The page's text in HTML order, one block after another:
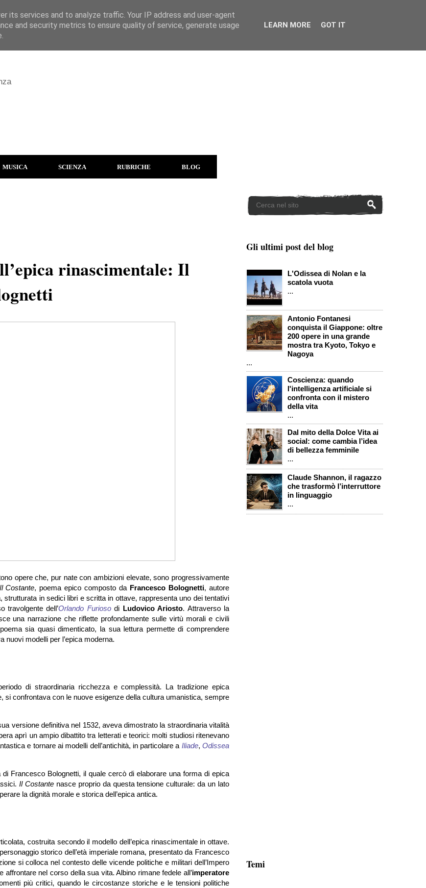
MUSICA SCIENZA RUBRICHE BLOG
rinascimentale: Il
opere che, pur nate con ambizioni elevate, sono progressivamente
Il Costante, poema epico composto da Francesco Bolognetti, autore
strutturata in sedici libri e scritta in ottave, rappresenta uno dei tentativi
travolgente dell’Orlando Furiosodi Ludovico Ariosto. Attraverso la
una narrazione che riflette profondamente sulle virtù morali e civili
sia quasi dimenticato, la sua lettura permette di comprendere
nuovi modelli per l’epica moderna.
di straordinaria ricchezza e complessità. La tradizione epica
confrontava con le nuove esigenze della cultura umanistica, sempre
versione definitiva nel 1532, aveva dimostrato la straordinaria vitalità
aprì un ampio dibattito tra letterati e teorici: molti studiosi ritenevano
e tornare ai modelli dell’antichità, in particolare a Iliade,Odissea
Francesco Bolognetti, il quale cercò di elaborare una forma di epica
Il Costante nasce proprio da questa tensione culturale: da un lato
la dignità morale e storica dell’epica antica.
costruita secondo il modello dell’epica rinascimentale in ottave.
storico dell’età imperiale romana, presentato da Francesco
si colloca nel contesto delle vicende politiche e militari dell’Impero
nel corso della sua vita. Albino rimane fedele all’imperatore
più critici, quando le circostanze storiche e le tensioni politiche
Gli ultimi post del blog
L'Odissea di Nolan e la
scatola vuota
...
Antonio Fontanesi
conquista il Giappone: oltre
200 opere in una grande
mostra tra Kyoto, Tokyo e
Nagoya
...
Coscienza: quando
l'intelligenza artificiale si
confronta con il mistero
della vita
...
Dal mito della Dolce Vita ai
social: come cambia l’idea
di bellezza femminile
...
Claude Shannon, il ragazzo
che trasformò l’interruttore
in linguaggio
...
Temi
its services and to analyze traffic. Your IP address and user-agent
and security metrics to ensure quality of service, generate usage
LEARN MORE GOT IT